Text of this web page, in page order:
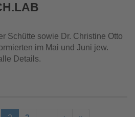
Schütte sowie Dr. Christine Otto
im Mai und Juni jew.
Details.